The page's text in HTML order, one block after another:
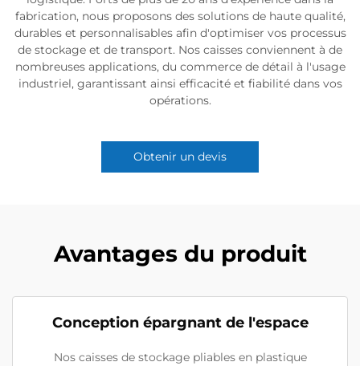
fabrication, nous proposons des solutions de haute qualité,
durables et personnalisables afin d'optimiser vos processus
de stockage et de transport. Nos caisses conviennent à de
nombreuses applications, du commerce de détail à l'usage
industriel, garantissant ainsi efficacité et fiabilité dans vos
opérations.
Obtenir un devis
Avantages du produit
Conception épargnant de l'espace
Nos caisses de stockage pliables en plastique